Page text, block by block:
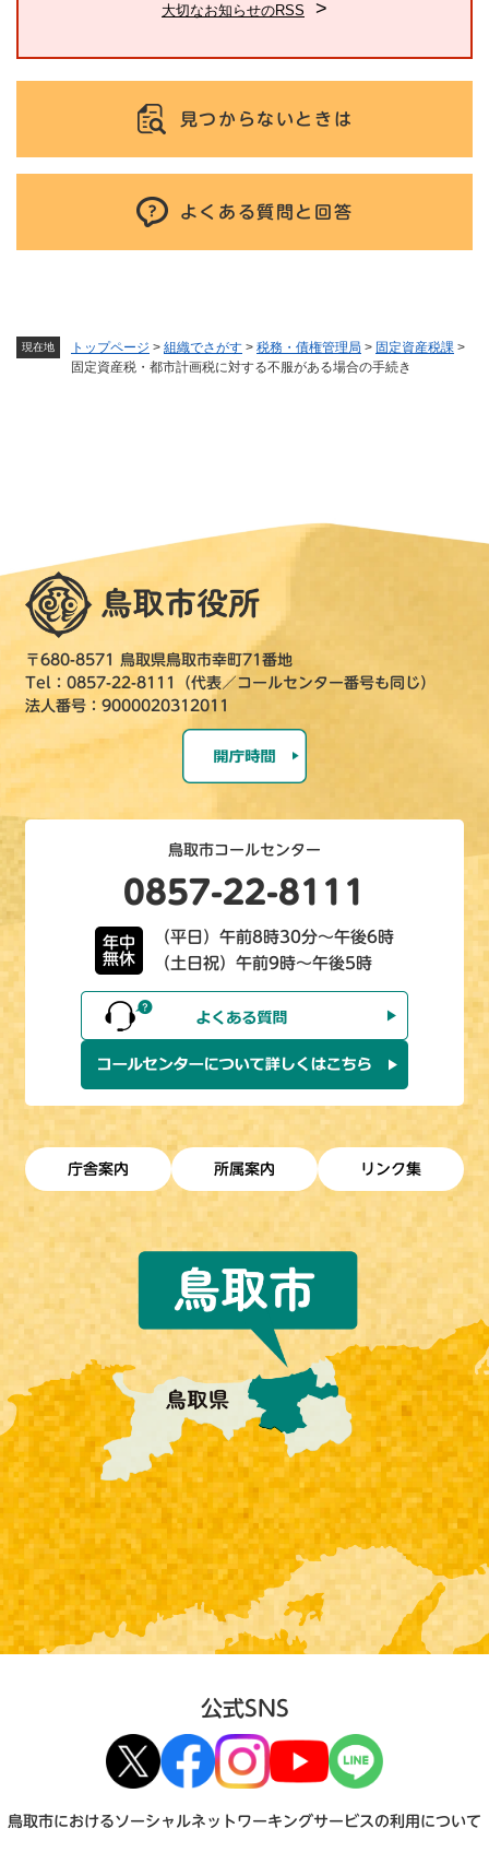
現在地 トップページ > 組織でさがす > 税務・債権管理局 > 固定資産税課 >
固定資産税・都市計画税に対する不服がある場合の手続き
大切なお知らせのRSS
見つからないときは
よくある質問と回答
〒680-8571 鳥取県鳥取市幸町71番地
Tel：0857-22-8111（代表／コールセンター番号も同じ）
法人番号：9000020312011
鳥取市コールセンター
0857-22-8111
年中
無休
（平日）午前8時30分～午後6時
（土日祝）午前9時～午後5時
庁舎案内 所属案内 リンク集
公式SNS
鳥取市におけるソーシャルネットワーキングサービスの利用について